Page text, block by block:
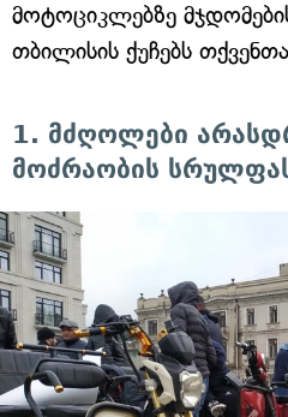
მოტოციკლებზე
თბილისის ქუჩებს
1. მძღოლები
მოძრაობის